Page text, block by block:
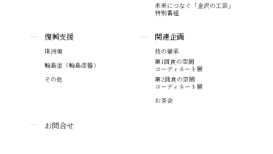
未来につなぐ「金沢の工芸」
特別番組
復興支援
珠洲焼
輪島塗（輪島漆器）
その他
関連企画
技の継承
第1回食の空間
コーディネート展
第2回食の空間
コーディネート展
お茶会
お問合せ